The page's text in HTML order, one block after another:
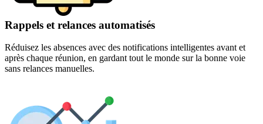
Rappels et relances automatisés
Réduisez les absences avec des notifications intelligentes avant et
après chaque réunion, en gardant tout le monde sur la bonne voie
sans relances manuelles.